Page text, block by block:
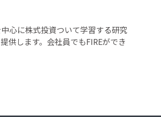
心に株式投資ついて学習する研究
供します。会社員でもFIREができ